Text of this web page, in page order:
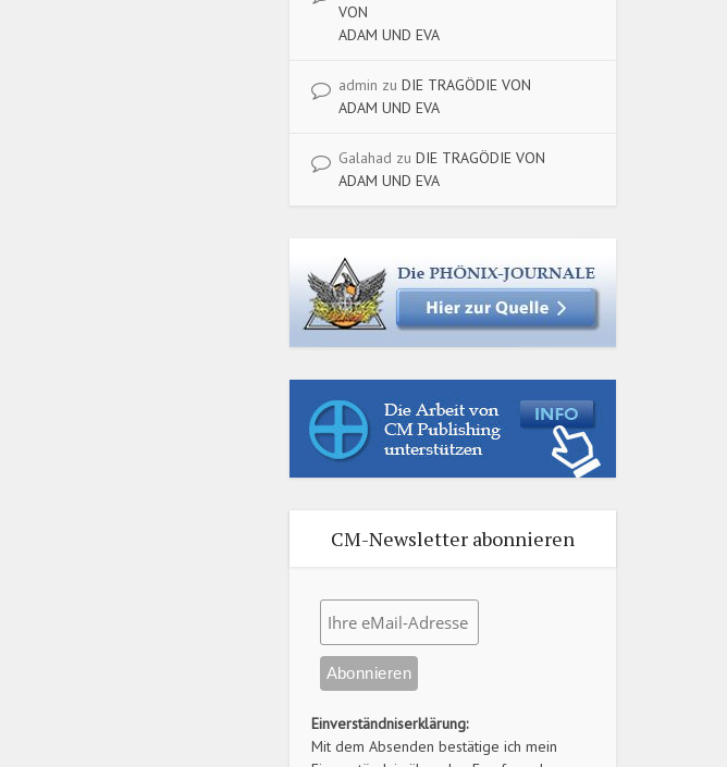
VON
ADAM UND EVA
admin zu DIE TRAGÖDIE VON
ADAM UND EVA
Galahad zu DIE TRAGÖDIE VON
ADAM UND EVA
CM-Newsletter abonnieren
Einverständniserklärung:
Mit dem Absenden bestätige ich mein